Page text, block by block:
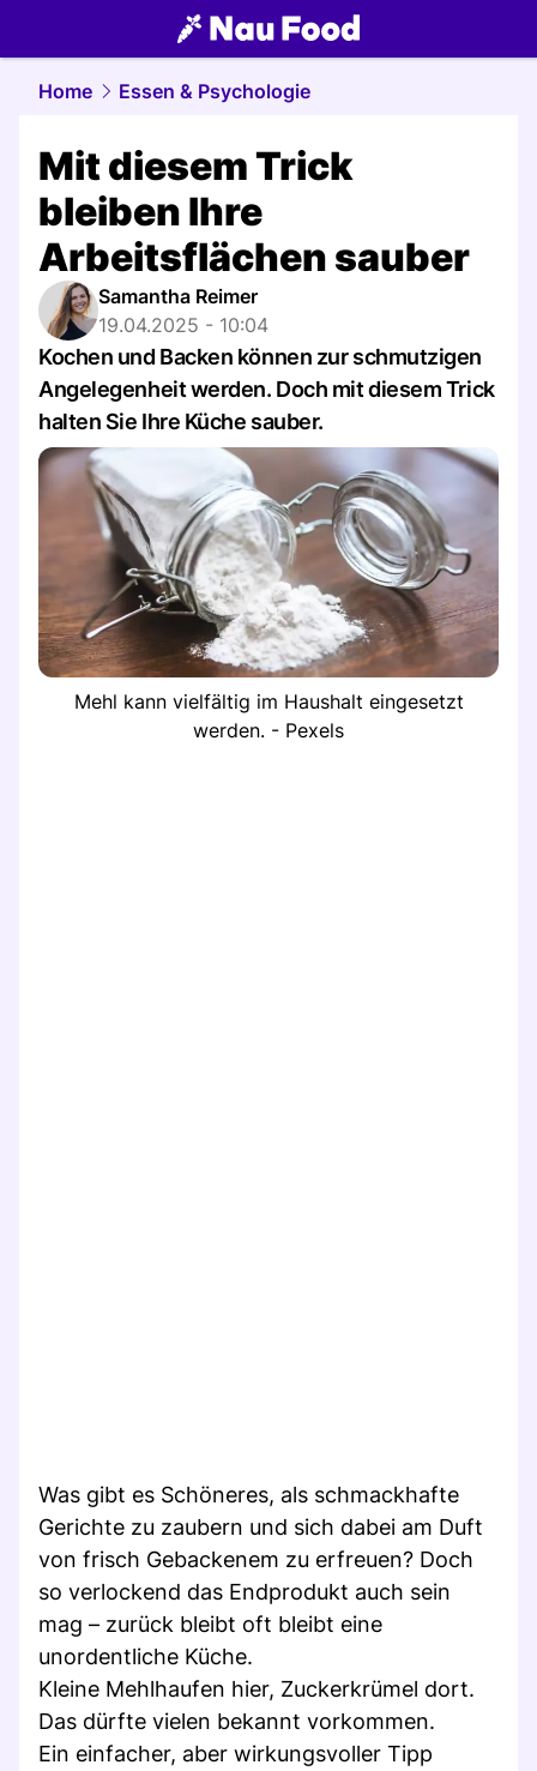
food.NAU.ch
Home Essen & Psychologie
Mit diesem Trick
bleiben Ihre
Arbeitsflächen sauber
Samantha Reimer
19.04.2025 - 10:04
Kochen und Backen können zur schmutzigen
Angelegenheit werden. Doch mit diesem Trick
halten Sie Ihre Küche sauber.
Mehl kann vielfältig im Haushalt eingesetzt
werden. - Pexels
Was gibt es Schöneres, als schmackhafte
Gerichte zu zaubern und sich dabei am Duft
von frisch Gebackenem zu erfreuen? Doch
so verlockend das Endprodukt auch sein
mag – zurück bleibt oft bleibt eine
unordentliche Küche.
Kleine Mehlhaufen hier, Zuckerkrümel dort.
Das dürfte vielen bekannt vorkommen.
Ein einfacher, aber wirkungsvoller Tipp